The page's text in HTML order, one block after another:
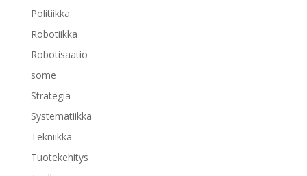
Politiikka
Robotiikka
Robotisaatio
some
Strategia
Systematiikka
Tekniikka
Tuotekehitys